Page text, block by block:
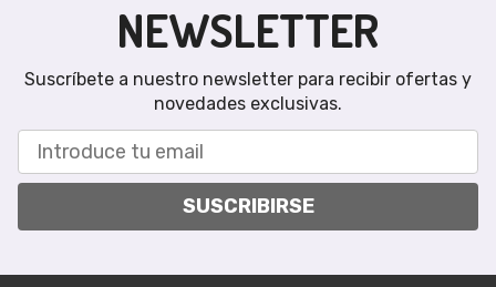
NEWSLETTER
Suscríbete a nuestro newsletter para recibir ofertas y
novedades exclusivas.
SUSCRIBIRSE